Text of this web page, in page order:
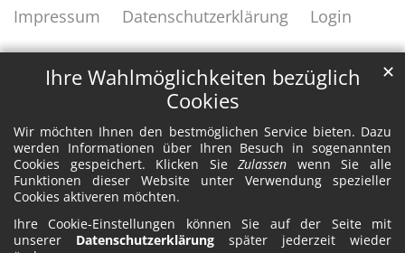
Ihre Wahlmöglichkeiten bezüglich
Cookies
Wir möchten Ihnen den bestmöglichen Service bieten. Dazu
werden Informationen über Ihren Besuch in sogenannten
Cookies gespeichert. Klicken SieZulassen wenn Sie alle
Funktionen dieser Website unter Verwendung spezieller
Cookies aktiveren möchten.
Ihre Cookie-Einstellungen können Sie auf der Seite mit
unserer Datenschutzerklärung später jederzeit wieder
✕
Impressum
Datenschutzerklärung Login